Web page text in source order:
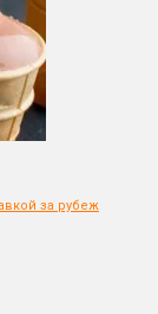
за рубеж